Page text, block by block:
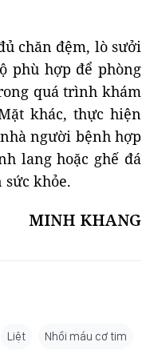
chăn đệm, lò sưởi
phù hợp để phòng
quá trình khám
khác, thực hiện
người bệnh hợp
lang hoặc ghế đá
khỏe.
MINH KHANG
Liệt Nhồi máu cơ tim